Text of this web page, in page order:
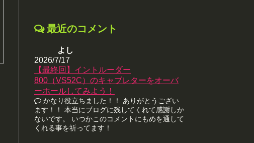
最近のコメント
よし
2026/7/17
【最終回】イントルーダー
800（VS52C）のキャブレターをオーバ
ーホールしてみよう！
かなり役立ちました！！ ありがとうござい
ます！！ 本当にブログに残してくれて感謝しか
ないです。 いつかこのコメントにもめを通して
くれる事を祈ってます！